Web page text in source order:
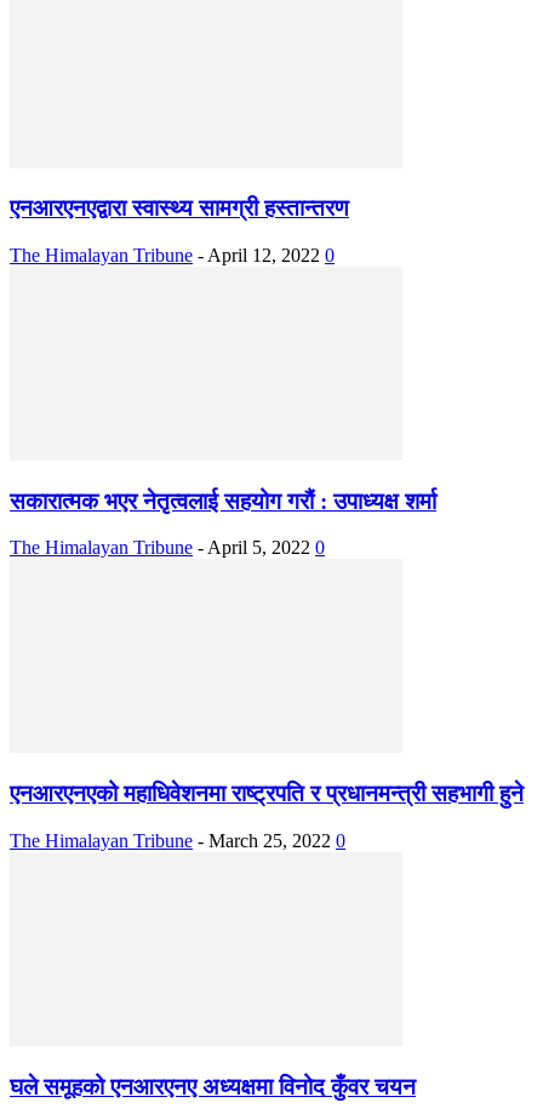
एनआरएनएद्वारा स्वास्थ्य सामग्री हस्तान्तरण
The Himalayan Tribune - April 12, 2022 0
सकारात्मक भएर नेतृत्वलाई सहयोग गरौं : उपाध्यक्ष शर्मा
The Himalayan Tribune - April 5, 2022 0
एनआरएनएको महाधिवेशनमा राष्ट्रपति र प्रधानमन्त्री सहभागी हुने
The Himalayan Tribune - March 25, 2022 0
घले समूहको एनआरएनए अध्यक्षमा विनोद कुँवर चयन